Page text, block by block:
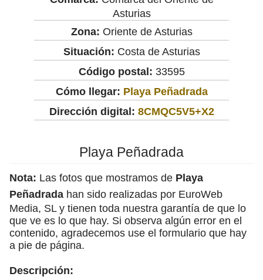
Asturias
Zona: Oriente de Asturias
Situación: Costa de Asturias
Código postal: 33595
Cómo llegar: Playa Peñadrada
Dirección digital: 8CMQC5V5+X2
Playa Peñadrada
Nota: Las fotos que mostramos de Playa
Peñadrada han sido realizadas por EuroWeb
Media, SL y tienen toda nuestra garantía de que lo
que ve es lo que hay. Si observa algún error en el
contenido, agradecemos use el formulario que hay
a pie de página.
Descripción: